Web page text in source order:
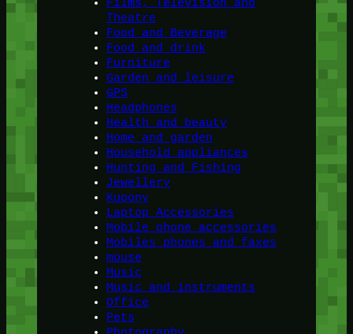
Films, Television and
Theatre
Food and Beverage
Food and drink
Furniture
Garden and leisure
GPS
Headphones
Health and beauty
Home and garden
Household appliances
Hunting and Fishing
Jewellery
Kupony
Laptop Accessories
Mobile phone accessories
Mobiles phones and faxes
mouse
Music
Music and instruments
Office
Pets